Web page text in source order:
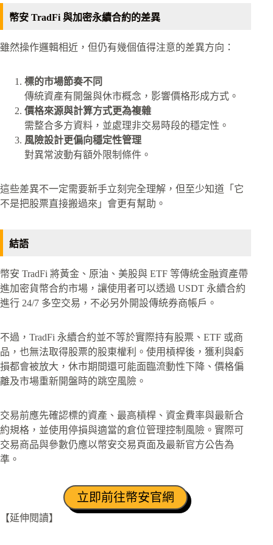
幣安 TradFi 與加密永續合約的差異
雖然操作邏輯相近，但仍有幾個值得注意的差異方向：
標的市場節奏不同
傳統資產有開盤與休市概念，影響價格形成方式。
價格來源與計算方式更為複雜
需整合多方資料，並處理非交易時段的穩定性。
風險設計更偏向穩定性管理
對異常波動有額外限制條件。
這些差異不一定需要新手立刻完全理解，但至少知道「它
不是把股票直接搬過來」會更有幫助。
結語
幣安 TradFi 將黃金、原油、美股與 ETF 等傳統金融資產帶
進加密貨幣合約市場，讓使用者可以透過 USDT 永續合約
進行 24/7 多空交易，不必另外開設傳統券商帳戶。
不過，TradFi 永續合約並不等於實際持有股票、ETF 或商
品，也無法取得股票的股東權利。使用槓桿後，獲利與虧
損都會被放大，休市期間還可能面臨流動性下降、價格偏
離及市場重新開盤時的跳空風險。
交易前應先確認標的資產、最高槓桿、資金費率與最新合
約規格，並使用停損與適當的倉位管理控制風險。實際可
交易商品與參數仍應以幣安交易頁面及最新官方公告為
準。
立即前往幣安官網
【延伸閱讀】